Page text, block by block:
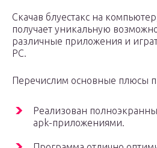
Скачав блуестакс на
получает уникальную
различные приложения и
PC.
Перечислим основные плюсы
Реализован
apk-приложениями.